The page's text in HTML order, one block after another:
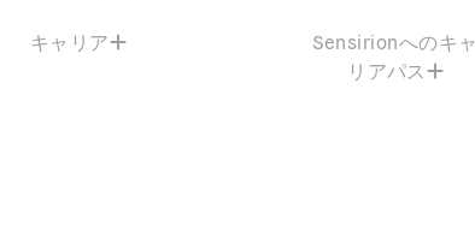
キャリア
Sensirionへのキャ
リアパス